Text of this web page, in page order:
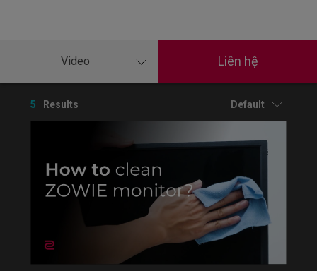
Video Liên hệ
5 Results Default